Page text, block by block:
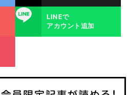
LINE
LINEで
アカウント追加